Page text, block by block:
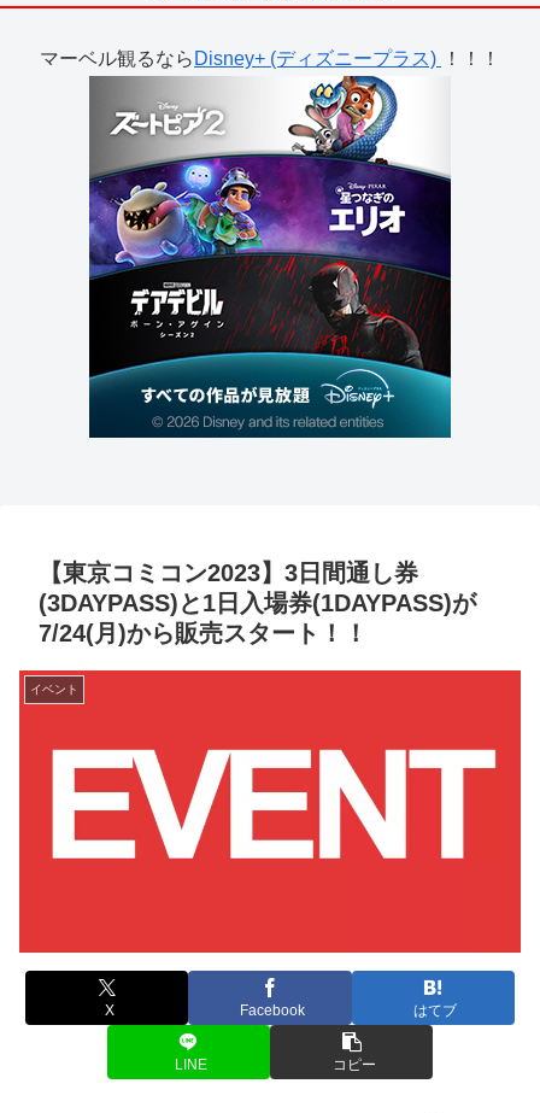
マーベル観るなら Disney+ (ディズニープラス) ！！！
【東京コミコン2023】3日間通し券
(3DAYPASS)と1日入場券(1DAYPASS)が
7/24(月)から販売スタート！！
イベント
X Facebook はてブ
LINE コピー